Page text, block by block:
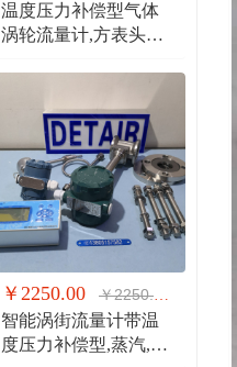
温度压力补偿型气体
涡轮流量计,方表头防
￥2250.00 ￥2250.00
智能涡街流量计带温
度压力补偿型,蒸汽,气